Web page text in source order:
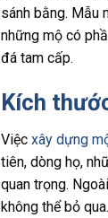
sánh bằng. Mẫu
những mộ có
đá tam cấp.
Kích
Việc xây dựng
tiên, dòng họ,
quan trọng.
không thể bỏ qua.